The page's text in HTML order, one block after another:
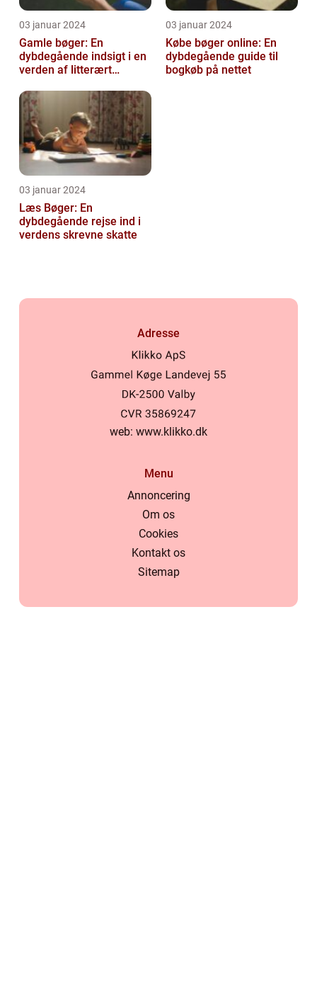
03 januar 2024
Gamle bøger: En
dybdegående indsigt i en
verden af litterært
03 januar 2024
Købe bøger online: En
dybdegående guide til
bogkøb på nettet
03 januar 2024
Læs Bøger: En
dybdegående rejse ind i
verdens skrevne skatte
Adresse
web: www.klikko.dk
Menu
Annoncering
Om os
Cookies
Kontakt os
Sitemap